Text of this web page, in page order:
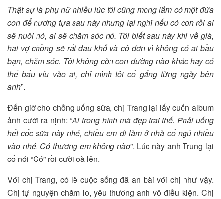
Thật sự là phụ nữ nhiều lúc tôi cũng mong lắm có một đứa
con để nương tựa sau này nhưng lại nghĩ nếu có con rồi ai
sẽ nuôi nó, ai sẽ chăm sóc nó. Tôi biết sau này khi về già,
hai vợ chồng sẽ rất đau khổ và cô đơn vì không có ai bầu
bạn, chăm sóc. Tôi không còn con đường nào khác hay có
thể bấu víu vào ai, chỉ mình tôi cố gắng từng ngày bên
anh”.
Đến giờ cho chồng uống sữa, chị Trang lại lấy cuốn album
ảnh cưới ra nịnh: “Ai trong hình mà đẹp trai thế. Phải uống
hết cốc sữa này nhé, chiều em đi làm ở nhà cố ngủ nhiều
vào nhé. Có thương em không nào”. Lúc này anh Trung lại
cố nói “Có” rồi cười oà lên.
Với chị Trang, có lẽ cuộc sống đã an bài với chị như vậy.
Chị tự nguyện chăm lo, yêu thương anh vô điều kiện. Chị